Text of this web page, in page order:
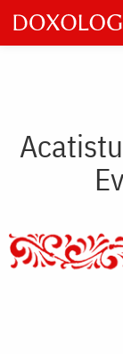
Skip
to
main